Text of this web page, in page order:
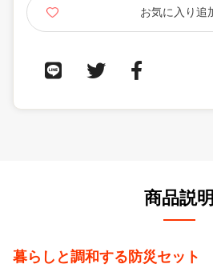
商品説明
暮らしと調和する防災セット